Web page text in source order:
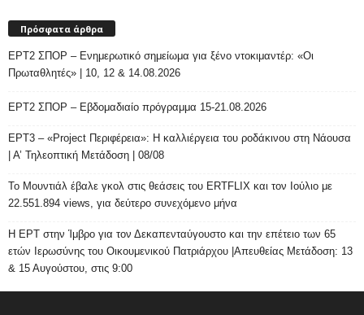
Πρόσφατα άρθρα
ΕΡΤ2 ΣΠΟΡ – Ενημερωτικό σημείωμα για ξένο ντοκιμαντέρ: «Οι
Πρωταθλητές» | 10, 12 & 14.08.2026
ΕΡΤ2 ΣΠΟΡ – Εβδομαδιαίο πρόγραμμα 15-21.08.2026
ΕΡΤ3 – «Project Περιφέρεια»: Η καλλιέργεια του ροδάκινου στη Νάουσα
| Α’ Τηλεοπτική Μετάδοση | 08/08
Το Μουντιάλ έβαλε γκολ στις θεάσεις του ERTFLIX και τον Ιούλιο με
22.551.894 views, για δεύτερο συνεχόμενο μήνα
Η ΕΡΤ στην Ίμβρο για τον Δεκαπενταύγουστο και την επέτειο των 65
ετών Ιερωσύνης του Οικουμενικού Πατριάρχου |Απευθείας Μετάδοση: 13
& 15 Αυγούστου, στις 9:00